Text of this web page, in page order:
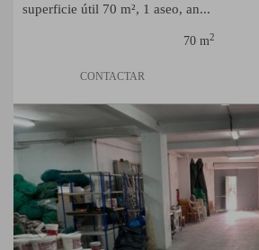
superficie útil 70 m², 1 aseo, an...
70 m2
CONTACTAR
Previous